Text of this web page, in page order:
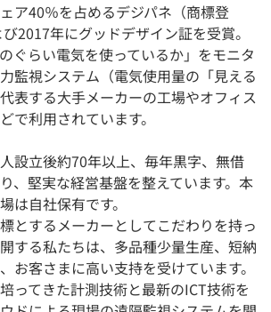
ア40％を占めるデジパネ（商標登
2017年にグッドデザイン証を受賞。
ぐらい電気を使っているか」をモニタ
監視システム（電気使用量の「見える
表する大手メーカーの工場やオフィス
で利用されています。
設立後約70年以上、毎年黒字、無借
、堅実な経営基盤を整えています。本
は自社保有です。
とするメーカーとしてこだわりを持っ
する私たちは、多品種少量生産、短納
お客さまに高い支持を受けています。
ってきた計測技術と最新のICT技術を